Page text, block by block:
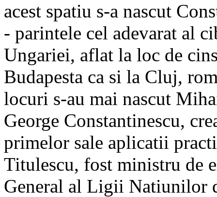
acest spatiu s-a nascut
- parintele cel adevarat al
Ungariei, aflat la loc de
Budapesta ca si la Cluj,
locuri s-au mai nascut
George Constantinescu,
primelor sale aplicatii
Titulescu, fost ministru de
General al Ligii Natiunilor